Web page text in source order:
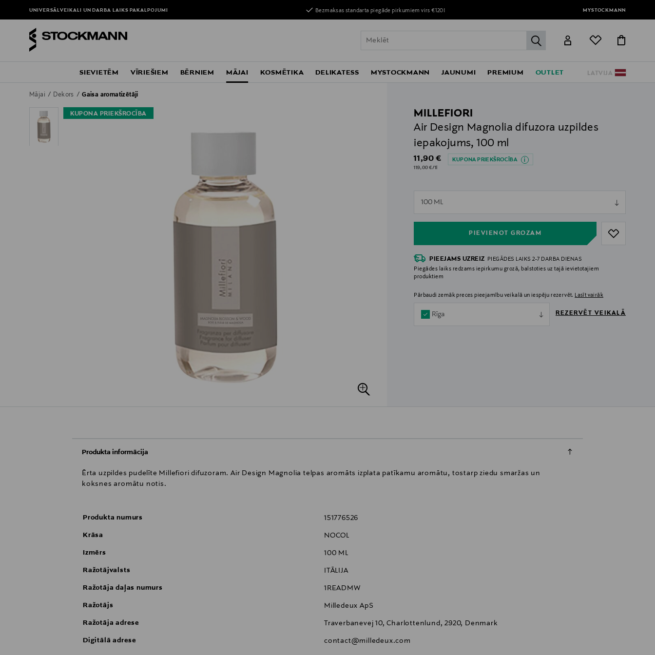
UNIVERSĀLVEIKALI UN DARBA LAIKSPAKALPOJUMI Bezmaksas standarta piegāde pirkumiem virs €120! MYSTOCKMANN
label.header.go
LATVIJA
SIEVIETĒM VĪRIEŠIEM BĒRNIEM MĀJAI KOSMĒTIKA DELIKATESS MYSTOCKMANN JAUNUMI PREMIUM OUTLET
Mājai Dekors Gaisa aromatizētāji
KUPONA PRIEKŠROCĪBA
MILLEFIORI
Air Design Magnolia difuzora uzpildes
iepakojums, 100 ml
Original Price
11,90 € KUPONA PRIEKŠROCĪBA
119,00 €/1l
100 ML
PIEVIENOT GROZAM
null
PIEEJAMS UZREIZ PIEGĀDES LAIKS 2-7 DARBA DIENAS
Piegādes laiks redzams iepirkumu grozā, balstoties uz tajā ievietotajiem
produktiem
Pārbaudi zemāk preces pieejamību veikalā un iespēju rezervēt. Lasīt vairāk
Rīga REZERVĒT VEIKALĀ
Produkta informācija
Ērta uzpildes pudelīte Millefiori difuzoram. Air Design Magnolia telpas aromāts izplata patīkamu aromātu, tostarp ziedu smaržas un
koksnes aromātu notis.
Produkta numurs 151776526
Krāsa NOCOL
Izmērs 100 ML
Ražotājvalsts ITĀLIJA
Ražotāja daļas numurs 1READMW
Ražotājs Milledeux ApS
Ražotāja adrese Traverbanevej 10, Charlottenlund, 2920, Denmark
Digitālā adrese contact@milledeux.com